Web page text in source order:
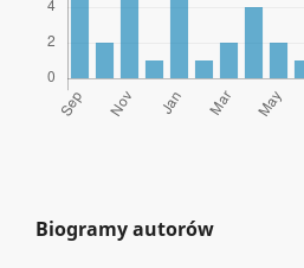
Biogramy autorów